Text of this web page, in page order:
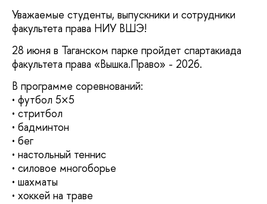
Уважаемые студенты, выпускники и сотрудники
факультета права НИУ ВШЭ!
28 июня в Таганском парке пройдет спартакиада
факультета права «Вышка.Право» - 2026.
В программе соревнований:
• футбол 5×5
• стритбол
• бадминтон
• бег
• настольный теннис
• силовое многоборье
• шахматы
• хоккей на траве